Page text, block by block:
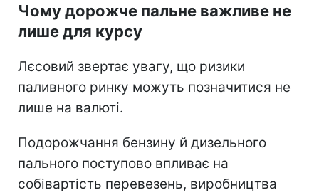
Чому дорожче пальне важливе не
лише для курсу
Лєсовий звертає увагу, що ризики
паливного ринку можуть позначитися не
лише на валюті.
Подорожчання бензину й дизельного
пального поступово впливає на
собівартість перевезень, виробництва